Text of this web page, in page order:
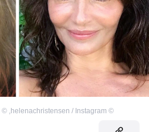
©
helenachristensen / Instagram
,
©